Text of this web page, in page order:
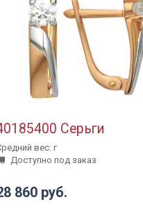
Серьги
вес: г
Доступно под заказ
860 руб.